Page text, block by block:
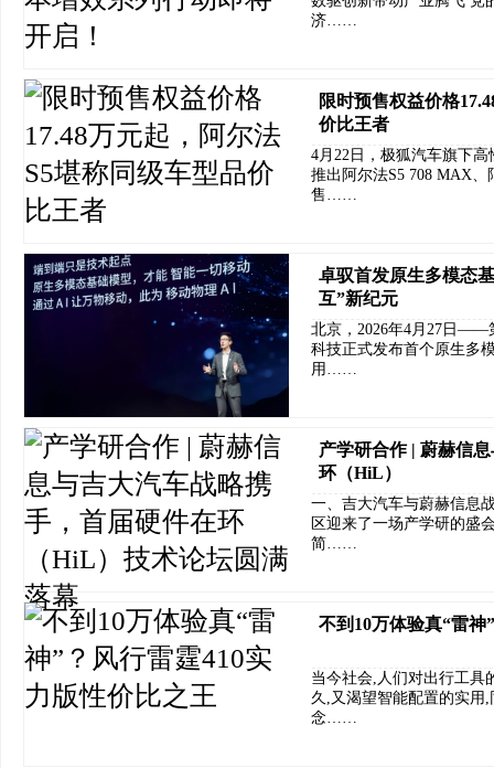
济……
限时预售权益价格
价比王者
4月22日，极狐汽车旗下
推出阿尔法S5 708 MAX、
售……
卓驭首发原生多模态
互”新纪元
北京，2026年4月27日——
科技正式发布首个原生多
用……
产学研合作 | 蔚赫信
环（HiL）
一、吉大汽车与蔚赫信息
区迎来了一场产学研的盛
简……
不到10万体验真“雷神
当今社会,人们对出行工具
久,又渴望智能配置的实用
念……